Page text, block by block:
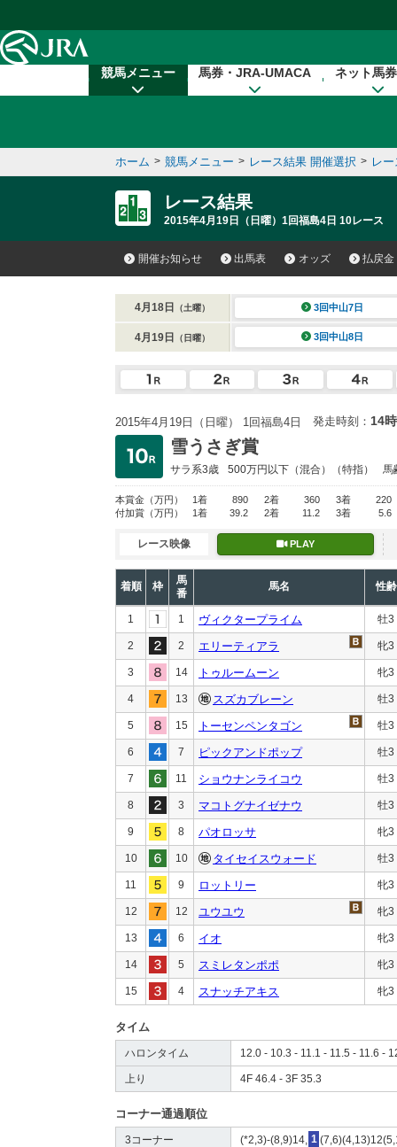
競馬メニュー 馬券・JRA-UMACA ネット馬
ホーム > 競馬メニュー > レース結果 開催選択 > レ
レース結果
2015年4月19日（日曜）1回福島4日 10レース
開催お知らせ 出馬表 オッズ 払戻金
4月18日 （土曜） 3回中山7日
4月19日 （日曜） 3回中山8日
2015年4月19日（日曜） 1回福島4日 発走時刻： 14
雪うさぎ賞
サラ系3歳 500万円以下 （混合）（特指） 馬
本賞金 （万円） 1着 890 2着 360 3着
220
付加賞 （万円） 1着 39.2 2着 11.2 3着 5.6
レース映像 PLAY
着順 枠
馬
番
馬名 性齢
1 1 ヴィクタープライム 牡3
2 2 エリーティアラ 牝3
3 14 トゥルームーン 牝3
4 13 スズカブレーン 牡3
5 15 トーセンペンタゴン 牡3
6 7 ピックアンドポップ 牡3
7 11 ショウナンライコウ 牡3
8 3 マコトグナイゼナウ 牡3
9 8 パオロッサ 牝3
10 10 タイセイスウォード 牡3
11 9 ロットリー 牝3
12 12 ユウユウ 牝3
13 6 イオ 牝3
14 5 スミレタンポポ 牝3
15 4 スナッチアキス 牝3
タイム
ハロンタイム 12.0 - 10.3 - 11.1 - 11.5 - 11.6 -
上り 4F 46.4 - 3F 35.3
コーナー通過順位
3コーナー (*2,3)-(8,9)14, 1